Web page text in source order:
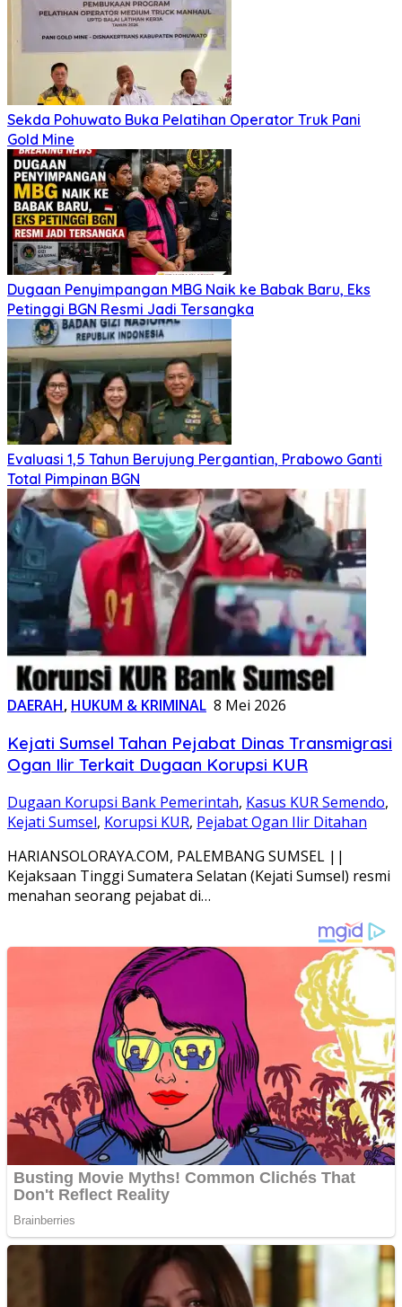
Sekda Pohuwato Buka Pelatihan Operator Truk Pani
Gold Mine
Dugaan Penyimpangan MBG Naik ke Babak Baru, Eks
Petinggi BGN Resmi Jadi Tersangka
Evaluasi 1,5 Tahun Berujung Pergantian, Prabowo Ganti
Total Pimpinan BGN
DAERAH, HUKUM & KRIMINAL 8 Mei 2026
Kejati Sumsel Tahan Pejabat Dinas Transmigrasi
Ogan Ilir Terkait Dugaan Korupsi KUR
Dugaan Korupsi Bank Pemerintah, Kasus KUR Semendo,
Kejati Sumsel, Korupsi KUR, Pejabat Ogan Ilir Ditahan
HARIANSOLORAYA.COM, PALEMBANG SUMSEL ||
Kejaksaan Tinggi Sumatera Selatan (Kejati Sumsel) resmi
menahan seorang pejabat di…